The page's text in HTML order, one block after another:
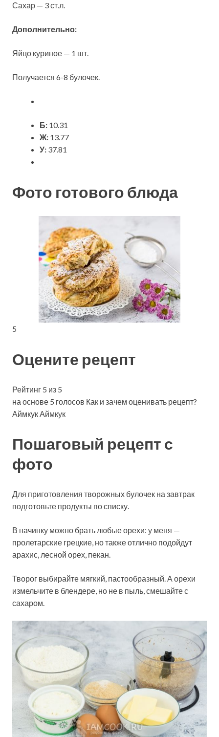
Сахар — 3 ст.л.
Дополнительно:
Яйцо куриное — 1 шт.
Получается 6-8 булочек.
Б: 10.31
Ж: 13.77
У: 37.81
Фото готового блюда
5
Оцените рецепт
Рейтинг 5 из 5
на основе 5 голосов Как и зачем оценивать рецепт?
Аймкук Аймкук
Пошаговый рецепт с
фото
Для приготовления творожных булочек на завтрак
подготовьте продукты по списку.
В начинку можно брать любые орехи: у меня —
пролетарские грецкие, но также отлично подойдут
арахис, лесной орех, пекан.
Творог выбирайте мягкий, пастообразный. А орехи
измельчите в блендере, но не в пыль, смешайте с
сахаром.